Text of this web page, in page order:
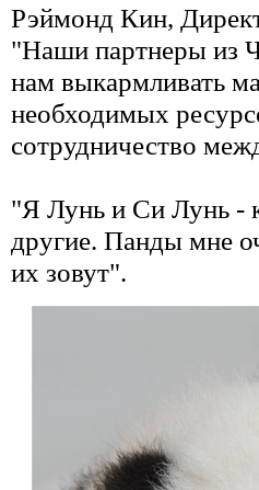
Рэймонд Кин,
"Наши партнеры из
нам выкармливать
необходимых
сотрудничество
"Я Лунь и Си Лунь -
другие. Панды мне
их зовут".